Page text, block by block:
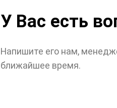
У Вас есть
Напишите его нам,
ближайшее время.